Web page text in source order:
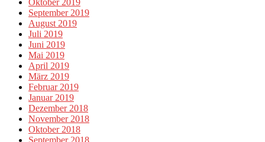
Oktober 2019
September 2019
August 2019
Juli 2019
Juni 2019
Mai 2019
April 2019
März 2019
Februar 2019
Januar 2019
Dezember 2018
November 2018
Oktober 2018